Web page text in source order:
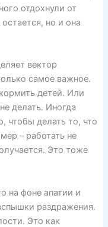
отдохнули от
но и она
вектор
самое важное.
детей. Или
делать. Иногда
чтобы делать то, что
– работать не
Это тоже
на фоне апатии и
раздражения.
Это как